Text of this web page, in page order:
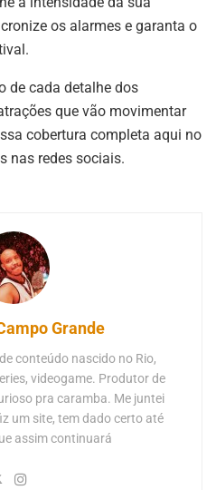
os alarmes e garanta o
de cada detalhe dos
que vão movimentar
cobertura completa aqui no
nas redes sociais.
Grande
conteúdo nascido no Rio,
videogame. Produtor de
pra caramba. Me juntei
um site, tem dado certo até
assim continuará